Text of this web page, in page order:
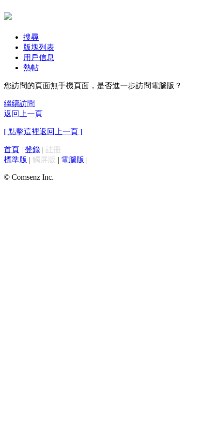
搜尋
版塊列表
用戶信息
熱帖
您訪問的頁面無手機頁面，是否進一步訪問電腦版？
繼續訪問
返回上一頁
[ 點擊這裡返回上一頁 ]
首頁 | 登錄 | 註冊
標準版 | 觸屏版 | 電腦版 |
© Comsenz Inc.